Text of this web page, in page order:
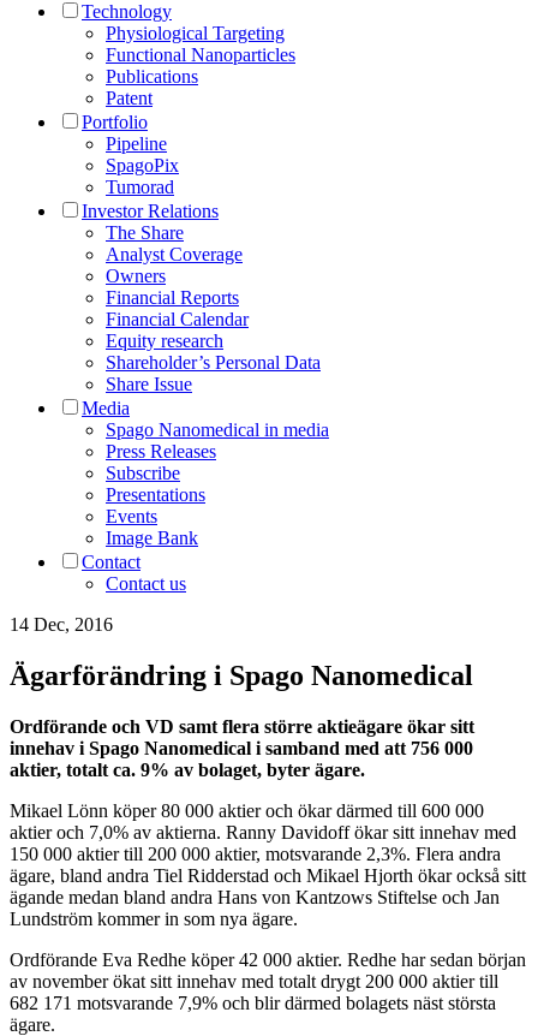
Technology
Physiological Targeting
Functional Nanoparticles
Publications
Patent
Portfolio
Pipeline
SpagoPix
Tumorad
Investor Relations
The Share
Analyst Coverage
Owners
Financial Reports
Financial Calendar
Equity research
Shareholder’s Personal Data
Share Issue
Media
Spago Nanomedical in media
Press Releases
Subscribe
Presentations
Events
Image Bank
Contact
Contact us
14 Dec, 2016
Ägarförändring i Spago Nanomedical
Ordförande och VD samt flera större aktieägare ökar sitt
innehav i Spago Nanomedical i samband med att 756 000
aktier, totalt ca. 9% av bolaget, byter ägare.
Mikael Lönn köper 80 000 aktier och ökar därmed till 600 000
aktier och 7,0% av aktierna. Ranny Davidoff ökar sitt innehav med
150 000 aktier till 200 000 aktier, motsvarande 2,3%. Flera andra
ägare, bland andra Tiel Ridderstad och Mikael Hjorth ökar också sitt
ägande medan bland andra Hans von Kantzows Stiftelse och Jan
Lundström kommer in som nya ägare.
Ordförande Eva Redhe köper 42 000 aktier. Redhe har sedan början
av november ökat sitt innehav med totalt drygt 200 000 aktier till
682 171 motsvarande 7,9% och blir därmed bolagets näst största
ägare.